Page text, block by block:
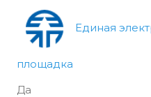
Единая
площадка
Да